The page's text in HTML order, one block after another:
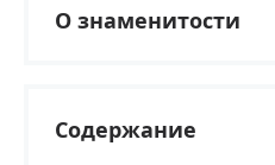
О знаменитости
Содержание